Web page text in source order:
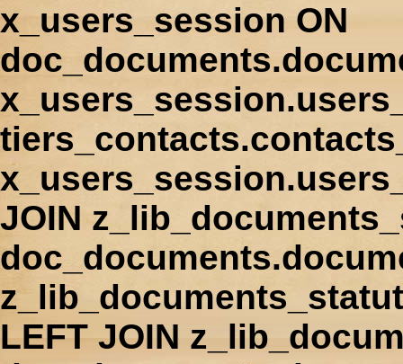
x_users_session ON
JOIN
LEFT JOIN